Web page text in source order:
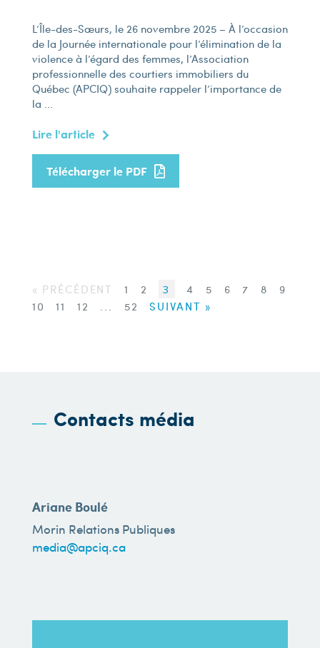
L’Île-des-Sœurs, le 26 novembre 2025 – À l’occasion
de la Journée internationale pour l’élimination de la
violence à l’égard des femmes, l’Association
professionnelle des courtiers immobiliers du
Québec (APCIQ) souhaite rappeler l’importance de
la ...
Lire l'article
Télécharger le PDF
« PRÉCÉDENT 1 2 3 4 5 6 7 8
9
10
11 12 ... 52 SUIVANT »
Contacts média
Ariane Boulé
Morin Relations Publiques
media@apciq.ca